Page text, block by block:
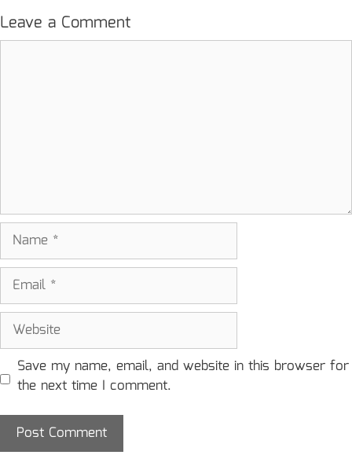
Leave a Comment
Name
Email
Website
Save my name, email, and website in this browser for
the next time I comment.